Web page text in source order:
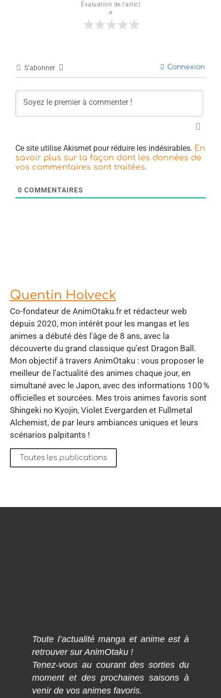
Évaluation de l'articl
e
S’abonner Connexion
Ce site utilise Akismet pour réduire les indésirables. En
savoir plus sur la façon dont les données de
vos commentaires sont traitées.
0 COMMENTAIRES
Quentin Holveck
Co-fondateur de AnimOtaku.fr et rédacteur web
depuis 2020, mon intérêt pour les mangas et les
animes a débuté dès l'âge de 8 ans, avec la
découverte du grand classique qu'est Dragon Ball.
Mon objectif à travers AnimOtaku : vous proposer le
meilleur de l'actualité des animes chaque jour, en
simultané avec le Japon, avec des informations 100 %
officielles et sourcées. Mes trois animes favoris sont
Shingeki no Kyojin, Violet Evergarden et Fullmetal
Alchemist, de par leurs ambiances uniques et leurs
scénarios palpitants !
Toutes les publications
Toute l’actualité manga et anime est à
retrouver sur AnimOtaku !
Tenez-vous au courant des sorties du
moment et des prochaines saisons à
venir de vos animes favoris.